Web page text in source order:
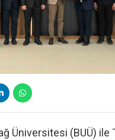
Üniversitesi (BUÜ) ile